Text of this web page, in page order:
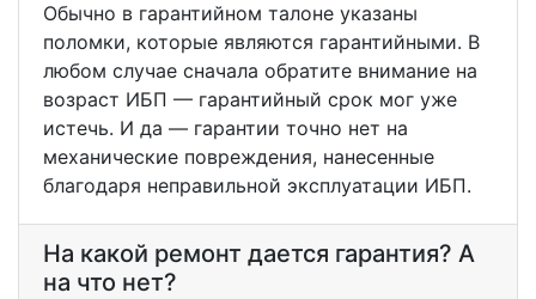
Обычно в гарантийном талоне указаны
поломки, которые являются гарантийными. В
любом случае сначала обратите внимание на
возраст ИБП — гарантийный срок мог уже
истечь. И да — гарантии точно нет на
механические повреждения, нанесенные
благодаря неправильной эксплуатации ИБП.
На какой ремонт дается гарантия? А
на что нет?